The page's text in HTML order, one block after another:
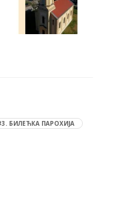
БИЛЕЋКА ПАРОХИЈА